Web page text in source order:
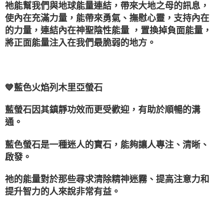
祂能幫我們與地球能量連結，帶來大地之母的訊息，
使內在充滿力量，能帶來勇氣、撫慰心靈，支持內在
的力量，連結內在神聖陰性能量 ，置換掉負面能量，
將正面能量注入在我們最脆弱的地方。
💙藍色火焰列木里亞螢石
藍螢石因其鎮靜功效而更受歡迎，有助於順暢的溝
通。
藍色螢石是一種迷人的寶石，能夠讓人專注、清晰、
啟發。
祂的能量對於那些尋求清除精神迷霧、提高注意力和
提升智力的人來說非常有益。